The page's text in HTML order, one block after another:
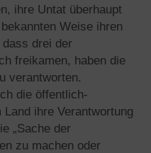
ihre Untat überhaupt
Weise ihren
dass drei der
freikamen, haben die
verantworten.
die öffentlich-
ihre Verantwortung
„Sache der
zu machen oder